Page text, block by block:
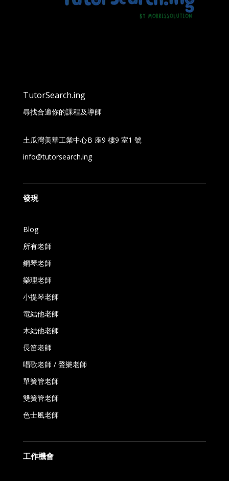
TutorSearch.ing
尋找合適你的課程及導師
土瓜灣美華工業中心B 座9 樓9 室1 號
info@tutorsearch.ing
發現
Blog
所有老師
鋼琴老師
樂理老師
小提琴老師
電結他老師
木結他老師
長笛老師
唱歌老師 / 聲樂老師
單簧管老師
雙簧管老師
色士風老師
工作機會